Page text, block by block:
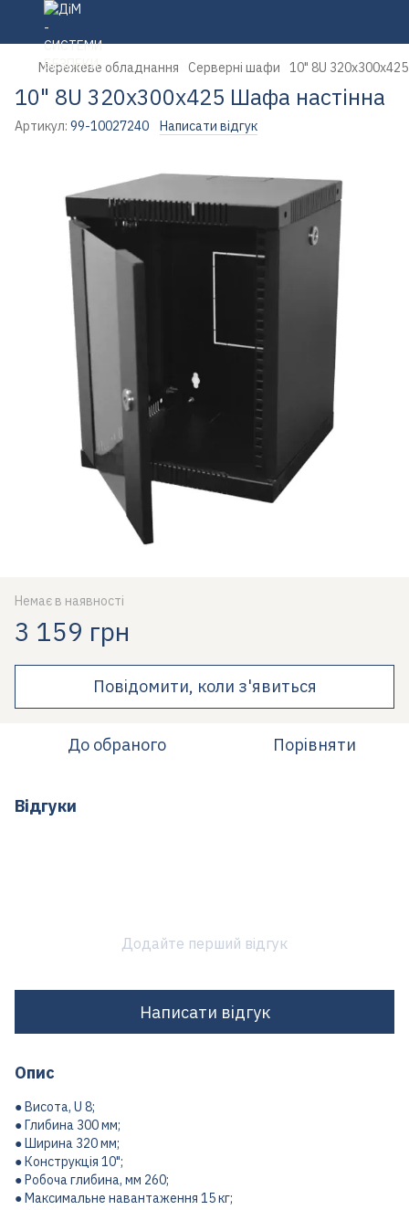
Мережеве обладнання Серверні шафи 10" 8U
10" 8U 320х300х425 Шафа настінна
Артикул: 99-10027240 Написати відгук
Немає в наявності
3 159 грн
Повідомити, коли з'явиться
До обраного Порівняти
Відгуки
Додайте перший відгук
Написати відгук
Опис
● Висота, U 8;
● Глибина 300 мм;
● Ширина 320 мм;
● Конструкція 10";
● Робоча глибина, мм 260;
● Максимальне навантаження 15 кг;